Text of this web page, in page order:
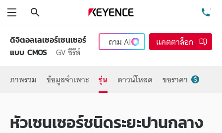
ดิจิตอลเลเซอร์เซนเซอร์
แบบ CMOS
GV ซีรีส์
ถามAI แคตตาล็อก
ภาพรวม ข้อมูลจำเพาะ รุ่น ดาวน์โหลด ขอราคา
หัวเซนเซอร์ชนิดระยะปานกลาง